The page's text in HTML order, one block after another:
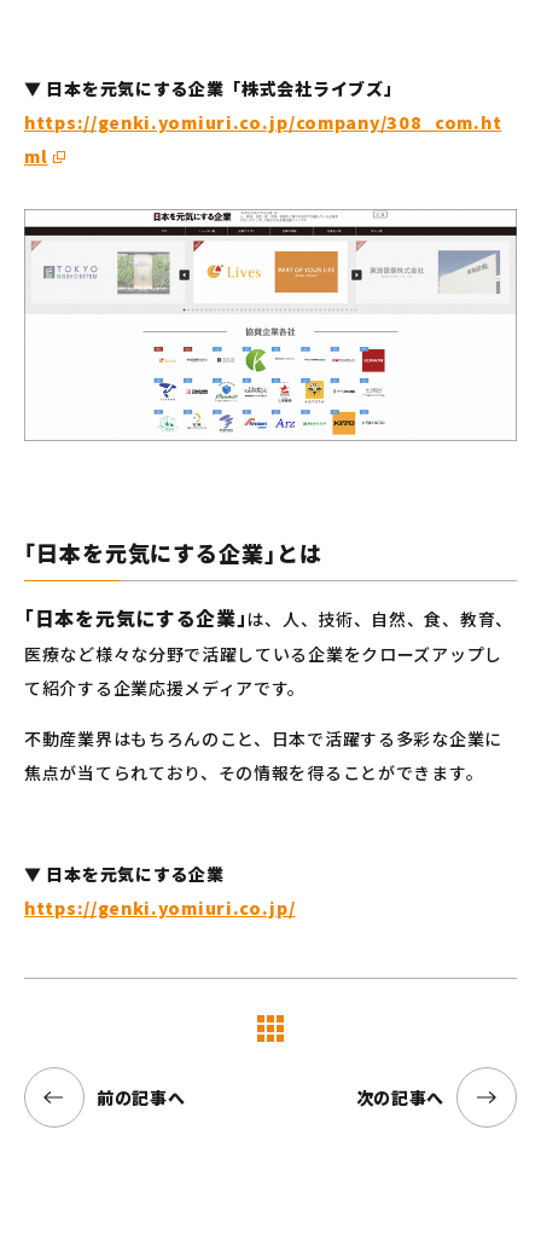
▼ 日本を元気にする企業「株式会社ライブズ」
https://genki.yomiuri.co.jp/company/308_com.ht
ml
｢日本を元気にする企業｣とは
｢日本を元気にする企業｣は、人、技術、自然、食、教育、
医療など様々な分野で活躍している企業をクローズアップし
て紹介する企業応援メディアです。
不動産業界はもちろんのこと、日本で活躍する多彩な企業に
焦点が当てられており、その情報を得ることができます。
▼ 日本を元気にする企業
https://genki.yomiuri.co.jp/
前の記事へ 次の記事へ